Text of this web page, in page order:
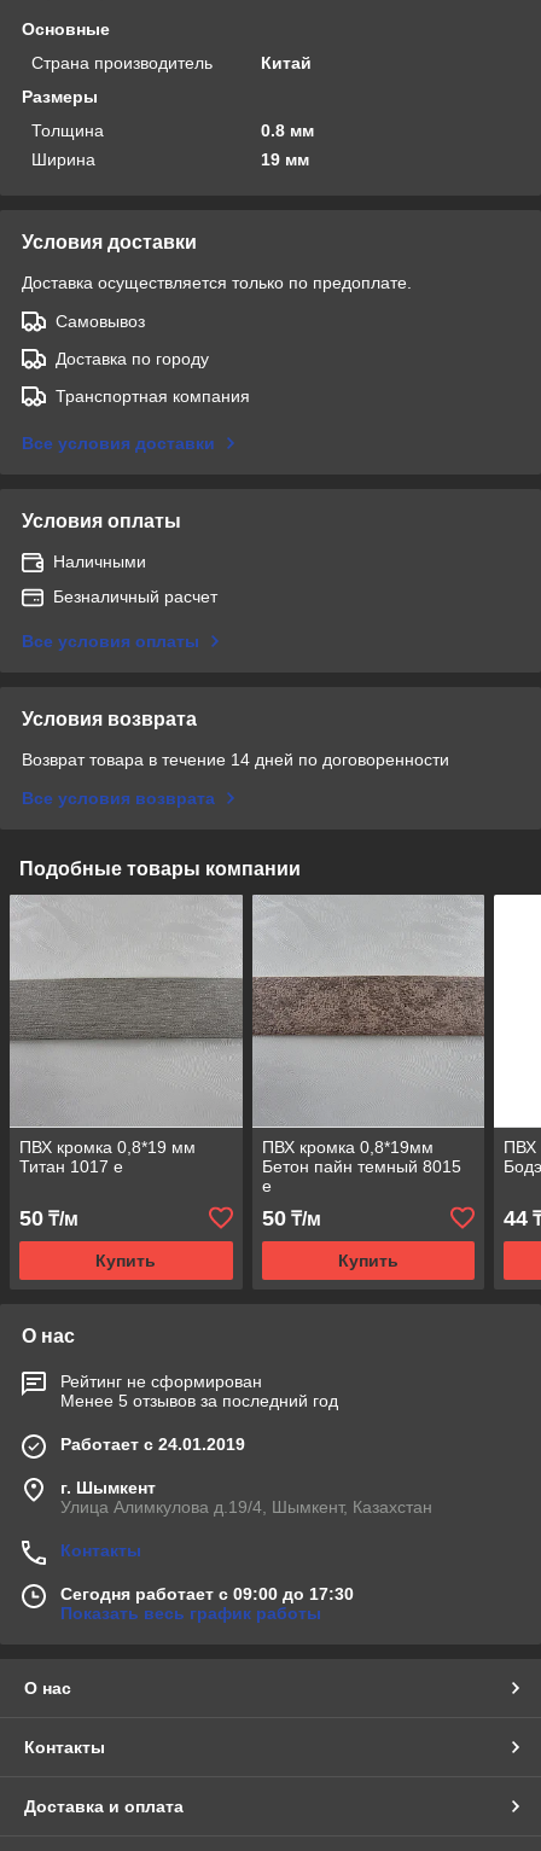
Основные
Страна производитель
Китай
Размеры
Толщина
0.8 мм
Ширина
19 мм
Условия доставки
Доставка осуществляется только по предоплате.
Самовывоз
Доставка по городу
Транспортная компания
Все условия доставки
Условия оплаты
Наличными
Безналичный расчет
Все условия оплаты
Условия возврата
Возврат товара в течение 14 дней по договоренности
Все условия возврата
Подобные товары компании
ПВХ кромка 0,8*19 мм
Титан 1017 е
50 ₸/м
Купить
ПВХ кромка 0,8*19мм
Бетон пайн темный 8015
е
50₸/м
Купить
ПВХ
44
О нас
Рейтинг не сформирован
Менее 5 отзывов за последний год
Работает с 24.01.2019
г. Шымкент
Улица Алимкулова д.19/4, Шымкент, Казахстан
Контакты
Сегодня работает с 09:00 до 17:30
Показать весь график работы
О нас
Контакты
Доставка и оплата